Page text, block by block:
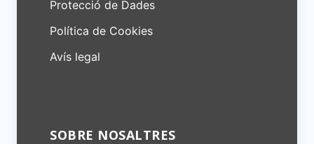
Protecció de Dades
Política de Cookies
Avís legal
SOBRE NOSALTRES